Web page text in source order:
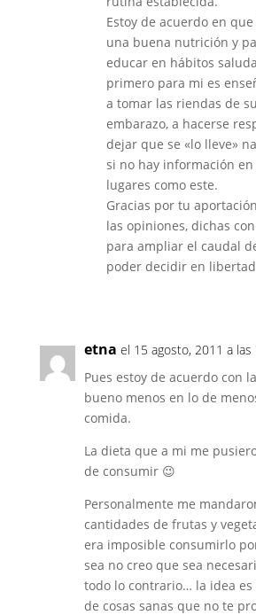
Estoy de acuerdo en
una buena nutrición y
educar en hábitos
primero para mi es
a tomar las riendas de
embarazo, a hacerse
dejar que se «lo lleve»
si no hay información
lugares como este.
Gracias por tu
las opiniones, dichas
para ampliar el caudal
poder decidir en libertad
etna el 15 agosto, 2011 a las
Pues estoy de acuerdo con
bueno menos en lo de
comida.
La dieta que a mi me
de consumir 😉
Personalmente me
cantidades de frutas y
era imposible consumirlo
sea no creo que sea
todo lo contrario… la idea
de cosas sanas que no te